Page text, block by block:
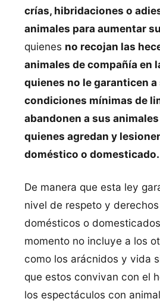
crías, hibridaciones o
animales para aumentar
quienes no recojan las
animales de compañía en
quienes no le garanticen a
condiciones mínimas de
abandonen a sus
quienes agredan y
doméstico o domesticado.
De manera que esta ley
nivel de respeto y
domésticos o
momento no incluye a los
como los arácnidos y vida
que estos convivan con el
los espectáculos con